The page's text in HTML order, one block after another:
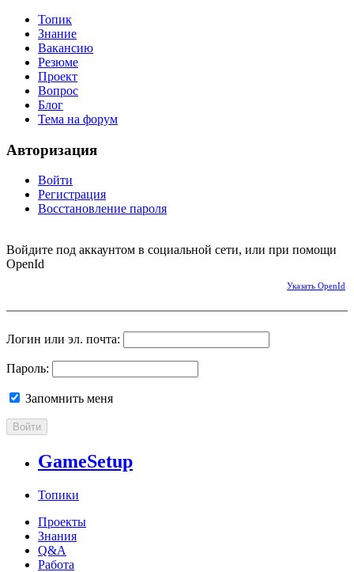
Топик
Знание
Вакансию
Резюме
Проект
Вопрос
Блог
Тема на форум
Авторизация
Войти
Регистрация
Восстановление пароля
Войдите под аккаунтом в социальной сети, или при помощи
OpenId
Указать OpenId
Логин или эл. почта:
Пароль:
Запомнить меня
Войти
GameSetup
Топики
Проекты
Знания
Q&A
Работа